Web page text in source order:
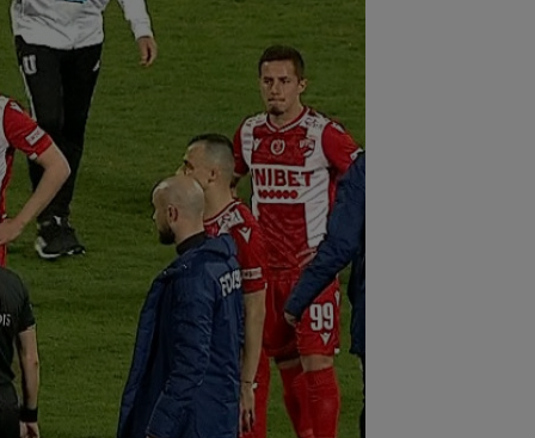
Mai rău decât CFR Cluj: scorul
în Europa! La pauză erau conduși cu
EXCLUSIV
Folha, OUT de la CFR
după dezastrul cu Tromso! ”Îi dau
pe toți!”...
EXCLUSIV
Gigi Becali: ”Am
un jucător pe 3.000.000 €”
Enervat după ce a aflat că Rodri
la Barcelona, Mourinho s-a
de...
Antrenorul lui Tromso a surprins